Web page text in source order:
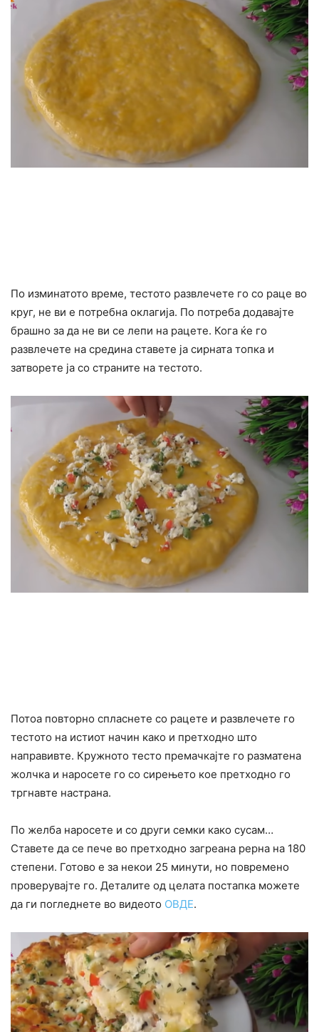
По изминатото време, тестото развлечете го со раце во
круг, не ви е потребна оклагија. По потреба додавајте
брашно за да не ви се лепи на рацете. Кога ќе го
развлечете на средина ставете ја сирната топка и
затворете ја со страните на тестото.
Потоа повторно спласнете со рацете и развлечете го
тестото на истиот начин како и претходно што
направивте. Кружното тесто премачкајте го разматена
жолчка и наросете го со сирењето кое претходно го
тргнавте настрана.
По желба наросете и со други семки како сусам…
Ставете да се пече во претходно загреана рерна на 180
степени. Готово е за некои 25 минути, но повремено
проверувајте го. Деталите од целата постапка можете
да ги погледнете во видеото ОВДЕ.